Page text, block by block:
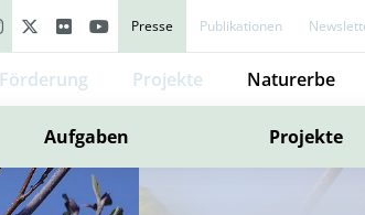
Presse Publikationen
Förderung Projekte Naturerbe
Aufgaben Projekte